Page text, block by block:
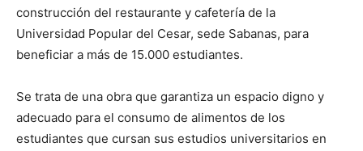
construcción del restaurante y cafetería de la
Universidad Popular del Cesar, sede Sabanas, para
beneficiar a más de 15.000 estudiantes.
Se trata de una obra que garantiza un espacio digno y
adecuado para el consumo de alimentos de los
estudiantes que cursan sus estudios universitarios en